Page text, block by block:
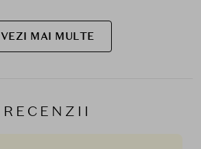
VEZI MAI MULTE
RECENZII